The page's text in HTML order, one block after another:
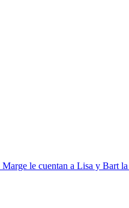
le cuentan a Lisa y Bart